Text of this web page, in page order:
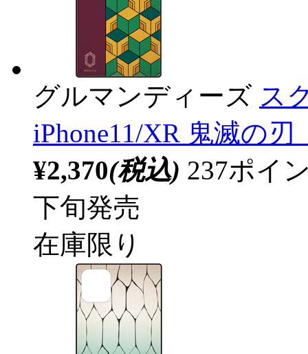
グルマンディーズ ス
iPhone11/XR 鬼滅の
¥2,370(税込) 237ポイ
下旬発売
在庫限り